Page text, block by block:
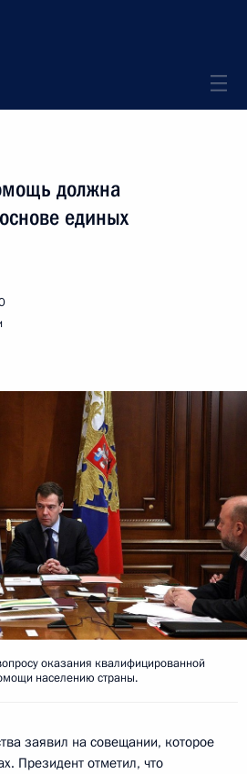
должна
единых
оказания квалифицированной
населению страны.
заявил на совещании, которое
Президент отметил, что